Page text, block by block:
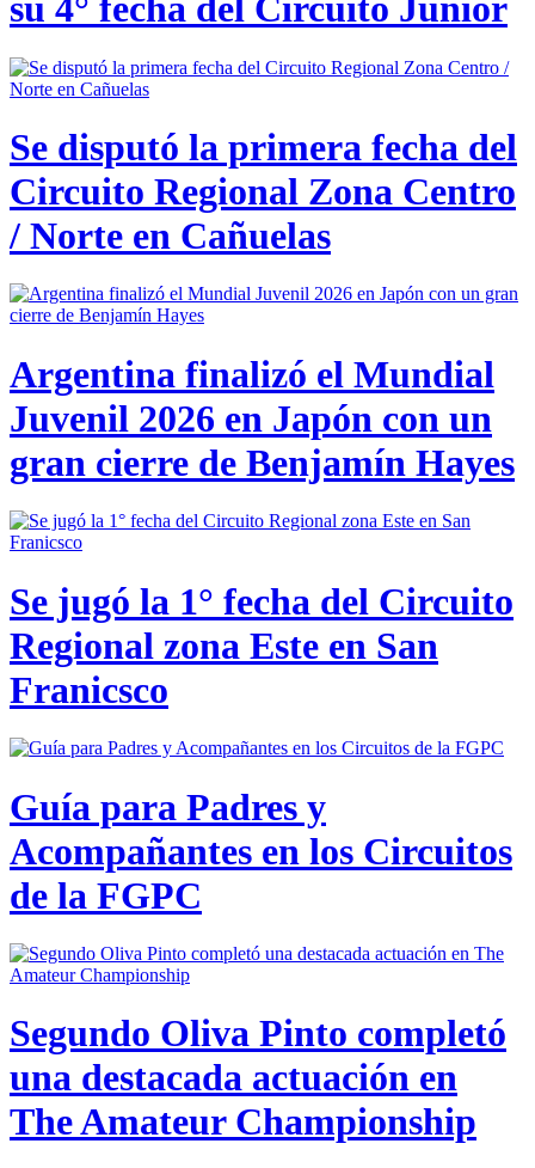
Se disputó la primera fecha del
Circuito Regional Zona Centro
/ Norte en Cañuelas
Argentina finalizó el Mundial
Juvenil 2026 en Japón con un
gran cierre de Benjamín Hayes
Se jugó la 1° fecha del Circuito
Regional zona Este en San
Franicsco
Guía para Padres y
Acompañantes en los Circuitos
de la FGPC
Segundo Oliva Pinto completó
una destacada actuación en
The Amateur Championship